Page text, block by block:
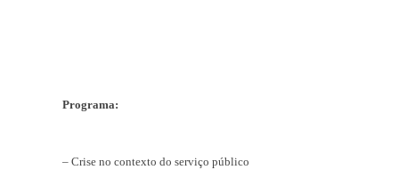
Programa:
– Crise no contexto do serviço público